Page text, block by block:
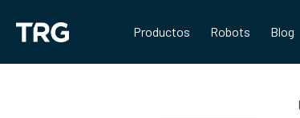
contenido
Productos Robots Blog